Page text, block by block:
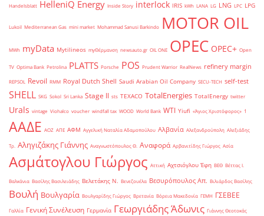
Handelsblatt HelleniQ Energy Inside Story interlock IRIS kWh LANA LG LNG LPC LPG
Lukoil Mediterranean Gas mini market Mohammad Sanusi Barkindo MOTOR OIL
MWh myData Mytilineos myΘέρμανση newsauto.gr OIL ONE OPEC OPEC+ Open
TV Optima Bank Petrolina PLATTS Porsche POS Prudent Warrior RealNews refinery margin
REPSOL Revoil RMM Royal Dutch Shell Saudi Arabian Oil Company SECU-TECH self-test
SHELL SKG Sokol Sri Lanka Stage II sts TEXACO TotalEnergies TotalEnergy twitter
Urals vintage Viohalco voucher windfall tax WOOD World Bank WTI Yiufi «Άγιος Χριστόφορος» ΄1
ΑΑΔΕ ΑΟΖ ΑΠΕ ΑΦΜ Αγγελική Ναταλία Αδαμοπούλου Αλβανία Αλεξανδρούπολη Αλεξιάδης
Τρ. Αληγιζάκης Γιάννης Αναγνωστόπουλος Θ. Αναφορά Αρβανιτίδης Γιώργος Ασία
Ασμάτογλου Γιώργος Αττική Αχτσιόγλου Έφη ΒΕΘ Βέττας Ι.
Βαλκάνια Βασίλης Βασιλειάδης Βελετάκης Ν. Βενεζουέλα Βεσυρόπουλος Απ. Βιλιάρδος Βασίλης
Βουλή Βουλγαρία Βουλγαρίδης Γιώργος Βρετανία Βόρεια Μακεδονία ΓΕΜΗ ΓΣΕΒΕΕ
Γαλλία Γενική Συνέλευση Γερμανία Γεωργιάδης Άδωνις Γιάννης Θεοτοκάς